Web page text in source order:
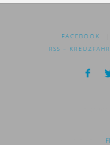
FACEBOOK
RSS –